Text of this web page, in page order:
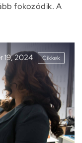
fokozódik. A
19, 2024 Cikkek